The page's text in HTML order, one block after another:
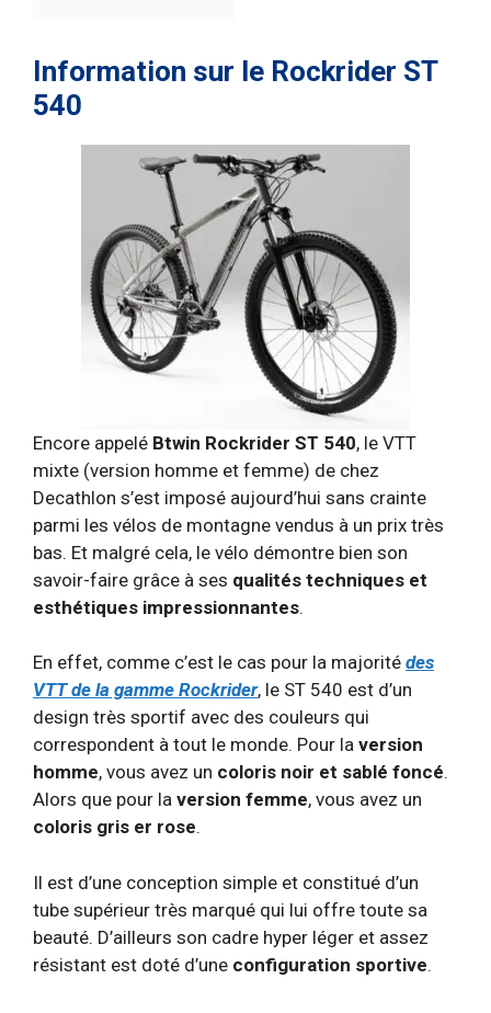
Information sur le Rockrider ST
540
Encore appelé Btwin Rockrider ST 540, le VTT
mixte (version homme et femme) de chez
Decathlon s’est imposé aujourd’hui sans crainte
parmi les vélos de montagne vendus à un prix très
bas. Et malgré cela, le vélo démontre bien son
savoir-faire grâce à ses qualités techniques et
esthétiques impressionnantes.
En effet, comme c’est le cas pour la majorité des
VTT de la gamme Rockrider, le ST 540 est d’un
design très sportif avec des couleurs qui
correspondent à tout le monde. Pour la version
homme, vous avez un coloris noir et sablé foncé.
Alors que pour la version femme, vous avez un
coloris gris er rose.
Il est d’une conception simple et constitué d’un
tube supérieur très marqué qui lui offre toute sa
beauté. D’ailleurs son cadre hyper léger et assez
résistant est doté d’une configuration sportive.